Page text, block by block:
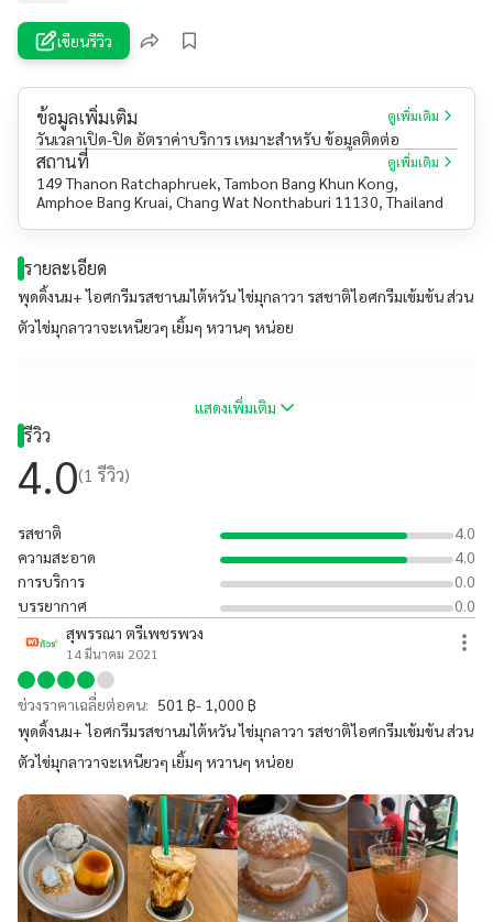
เขียนรีวิว
ข้อมูลเพิ่มเติม ดูเพิ่มเติม
วันเวลาเปิด-ปิด อัตราค่าบริการ เหมาะสำหรับ ข้อมูลติดต่อ
สถานที่ ดูเพิ่มเติม
149 Thanon Ratchaphruek, Tambon Bang Khun Kong,
Amphoe Bang Kruai, Chang Wat Nonthaburi 11130, Thailand
รายละเอียด
พุดดิ้งนม+ ไอศกรีมรสชานมไต้หวัน ไข่มุกลาวา รสชาติไอศกรีมเข้มข้น ส่วน
ตัวไข่มุกลาวาจะเหนียวๆ เยิ้มๆ หวานๆ หน่อย
แสดงเพิ่มเติม
รีวิว
4.0(1 รีวิว)
รสชาติ
4.0
ความสะอาด
4.0
การบริการ
0.0
บรรยากาศ
0.0
สุพรรณา ตรีเพชรพวง
14 มีนาคม 2021
ช่วงราคาเฉลี่ยต่อคน: 501 ฿- 1,000 ฿
พุดดิ้งนม+ ไอศกรีมรสชานมไต้หวัน ไข่มุกลาวา รสชาติไอศกรีมเข้มข้น ส่วน
ตัวไข่มุกลาวาจะเหนียวๆ เยิ้มๆ หวานๆ หน่อย